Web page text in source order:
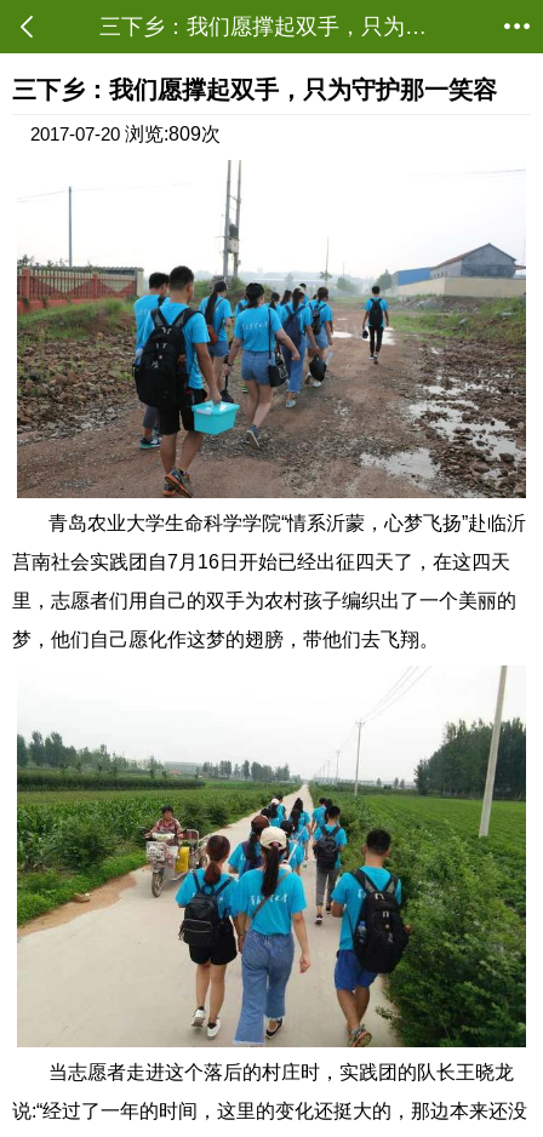
三下乡：我们愿撑起双手，只为守护那一笑容 - 三农聚焦 - 茂名农批网
当前位置：资讯首页 ->农业资讯->三农聚焦
三下乡：我们愿撑起双手，只为守护那一笑容
2017-07-20 浏览:809次
青岛农业大学生命科学学院“情系沂蒙，心梦飞扬”赴临沂
莒南社会实践团自7月16日开始已经出征四天了，在这四天
里，志愿者们用自己的双手为农村孩子编织出了一个美丽的
梦，他们自己愿化作这梦的翅膀，带他们去飞翔。
当志愿者走进这个落后的村庄时，实践团的队长王晓龙
说:“经过了一年的时间，这里的变化还挺大的，那边本来还没